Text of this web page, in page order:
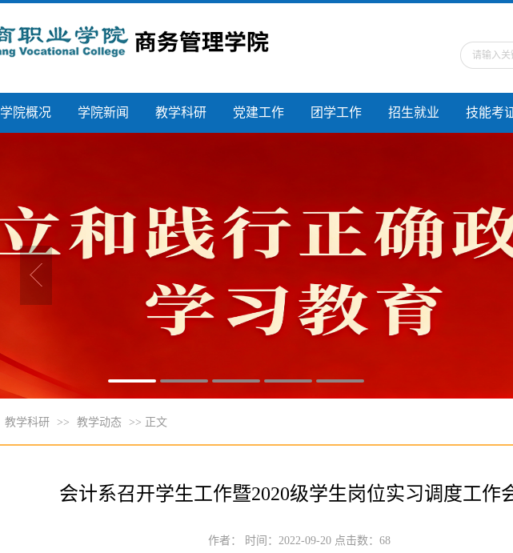
学院概况 学院新闻 教学科研 党建工作 团学工作 招生就业 技能考
教学科研 >> 教学动态 >> 正文
会计系召开学生工作暨2020级学生岗位实习调度工作
作者： 时间：2022-09-20 点击数： 68